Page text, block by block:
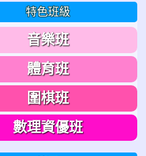
特色班級
音樂班
體育班
圍棋班
數理資優班